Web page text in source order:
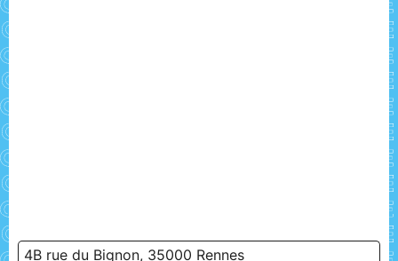
4B rue du Bignon, 35000 Rennes